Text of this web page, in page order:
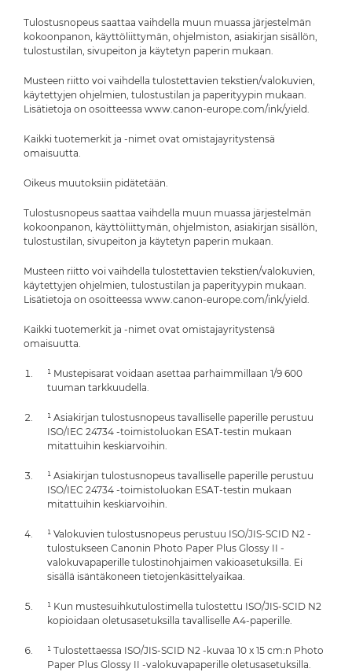
Tulostusnopeus saattaa vaihdella muun muassa järjestelmän
kokoonpanon, käyttöliittymän, ohjelmiston, asiakirjan sisällön,
tulostustilan, sivupeiton ja käytetyn paperin mukaan.
Musteen riitto voi vaihdella tulostettavien tekstien/valokuvien,
käytettyjen ohjelmien, tulostustilan ja paperityypin mukaan.
Lisätietoja on osoitteessa www.canon-europe.com/ink/yield.
Kaikki tuotemerkit ja -nimet ovat omistajayritystensä
omaisuutta.
Oikeus muutoksiin pidätetään.
Tulostusnopeus saattaa vaihdella muun muassa järjestelmän
kokoonpanon, käyttöliittymän, ohjelmiston, asiakirjan sisällön,
tulostustilan, sivupeiton ja käytetyn paperin mukaan.
Musteen riitto voi vaihdella tulostettavien tekstien/valokuvien,
käytettyjen ohjelmien, tulostustilan ja paperityypin mukaan.
Lisätietoja on osoitteessa www.canon-europe.com/ink/yield.
Kaikki tuotemerkit ja -nimet ovat omistajayritystensä
omaisuutta.
¹ Mustepisarat voidaan asettaa parhaimmillaan 1/9 600
tuuman tarkkuudella.
¹ Asiakirjan tulostusnopeus tavalliselle paperille perustuu
ISO/IEC 24734 -toimistoluokan ESAT-testin mukaan
mitattuihin keskiarvoihin.
¹ Asiakirjan tulostusnopeus tavalliselle paperille perustuu
ISO/IEC 24734 -toimistoluokan ESAT-testin mukaan
mitattuihin keskiarvoihin.
¹ Valokuvien tulostusnopeus perustuu ISO/JIS-SCID N2 -
tulostukseen Canonin Photo Paper Plus Glossy II -
valokuvapaperille tulostinohjaimen vakioasetuksilla. Ei
sisällä isäntäkoneen tietojenkäsittelyaikaa.
¹ Kun mustesuihkutulostimella tulostettu ISO/JIS-SCID N2
kopioidaan oletusasetuksilla tavalliselle A4-paperille.
¹ Tulostettaessa ISO/JIS-SCID N2 -kuvaa 10 x 15 cm:n Photo
Paper Plus Glossy II -valokuvapaperille oletusasetuksilla.